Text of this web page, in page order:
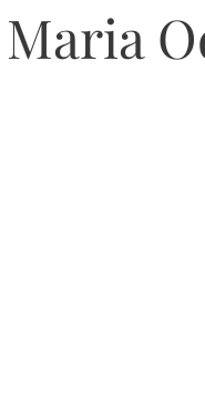
Maria